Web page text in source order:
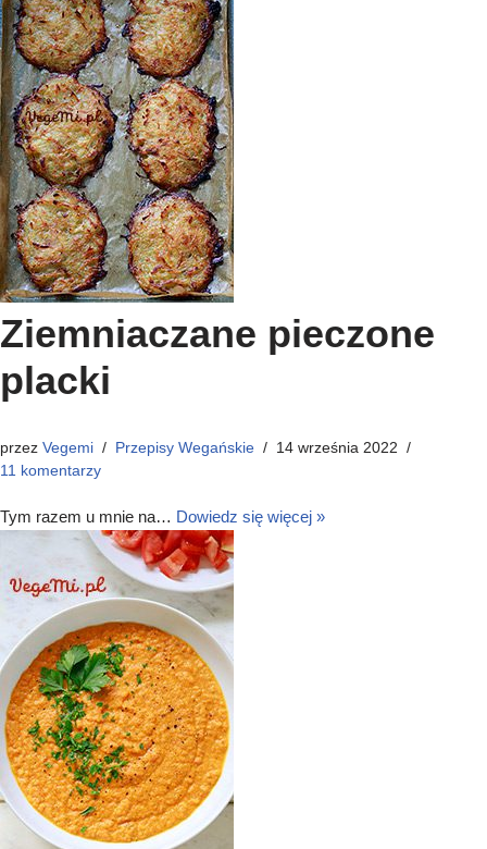
Ziemniaczane pieczone
placki
przez Vegemi Przepisy Wegańskie
14 września 2022
11 komentarzy
Tym razem u mnie na… Dowiedz się więcej »